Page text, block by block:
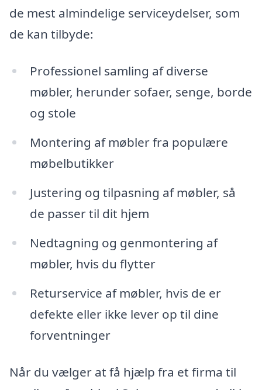
de mest almindelige serviceydelser, som
de kan tilbyde:
Professionel samling af diverse
møbler, herunder sofaer, senge, borde
og stole
Montering af møbler fra populære
møbelbutikker
Justering og tilpasning af møbler, så
de passer til dit hjem
Nedtagning og genmontering af
møbler, hvis du flytter
Returservice af møbler, hvis de er
defekte eller ikke lever op til dine
forventninger
Når du vælger at få hjælp fra et firma til